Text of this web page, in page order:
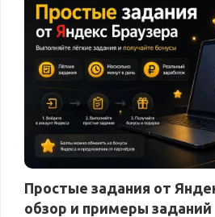
Простые задания от
обзор и примеры заданий